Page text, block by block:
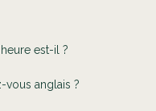
est-il ?
vous anglais ?